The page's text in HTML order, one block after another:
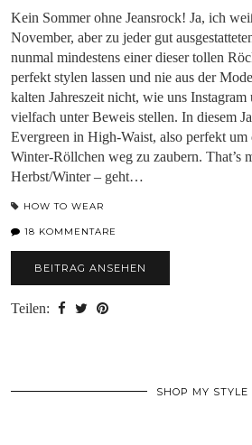
Kein Sommer ohne Jeansrock! Ja, ich
November, aber zu jeder gut
nunmal mindestens einer dieser tollen
perfekt stylen lassen und nie aus der
kalten Jahreszeit nicht, wie uns
vielfach unter Beweis stellen. In diesem
Evergreen in High-Waist, also perfekt um
Winter-Röllchen weg zu zaubern. That’s
Herbst/Winter – geht…
HOW TO WEAR
18 KOMMENTARE
BEITRAG ANSEHEN
Teilen:
SHOP MY STYLE